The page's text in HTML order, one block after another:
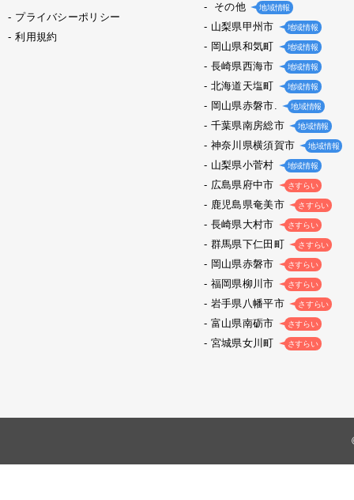
プライバシーポリシー
利用規約
その他 地域情報
山梨県甲州市 地域情報
岡山県和気町 地域情報
長崎県西海市 地域情報
北海道天塩町 地域情報
岡山県赤磐市. 地域情報
千葉県南房総市 地域情報
神奈川県横須賀市 地域情報
山梨県小菅村 地域情報
広島県府中市 さすらい
鹿児島県奄美市 さすらい
長崎県大村市 さすらい
群馬県下仁田町 さすらい
岡山県赤磐市 さすらい
福岡県柳川市 さすらい
岩手県八幡平市 さすらい
富山県南砺市 さすらい
宮城県女川町 さすらい